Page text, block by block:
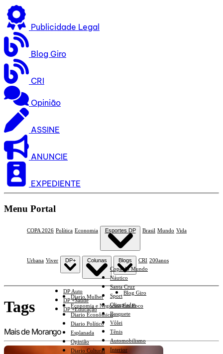
Publicidade Legal
Blog Giro
CRI
Opinião
ASSINE
ANUNCIE
EXPEDIENTE
Menu Portal
COPA 2026 Política Economia Esportes DP
Copa do Mundo
Náutico
Santa Cruz
Sport
Olimpíadas
Basquete
Vôlei
Tênis
Automobilismo
Interior
Brasil Mundo Vida
Urbana Viver DP+
DP Auto
DP +Saúde
DP +Educação
Colunas
Diario Mulher
Economia e Negócios Em Foco
Diario Econômico
Diario Político
Esplanada
Opinião
Diario Cultural
Blogs
Blog Giro
CRI 200anos
Tags
Mais de Morango